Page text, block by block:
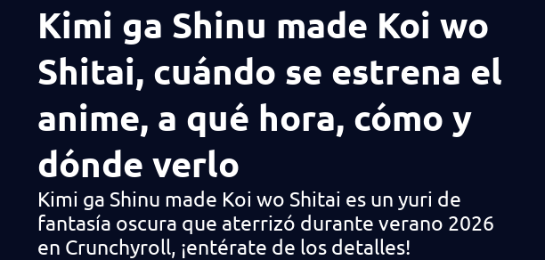
Kimi ga Shinu made Koi wo
Shitai, cuándo se estrena el
anime, a qué hora, cómo y
dónde verlo
Kimi ga Shinu made Koi wo Shitai es un yuri de
fantasía oscura que aterrizó durante verano 2026
en Crunchyroll, ¡entérate de los detalles!